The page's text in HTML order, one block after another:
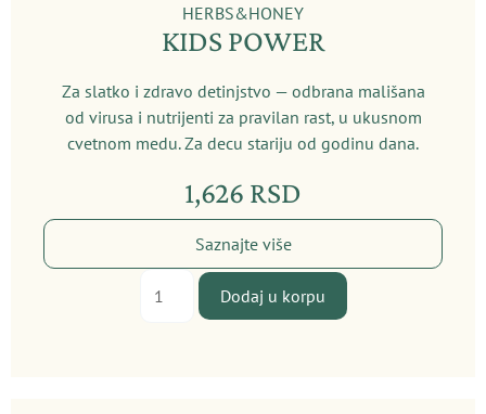
HERBS&HONEY
KIDS POWER
Za slatko i zdravo detinjstvo — odbrana mališana
od virusa i nutrijenti za pravilan rast, u ukusnom
cvetnom medu. Za decu stariju od godinu dana.
1,626 RSD
Saznajte više
Power
Dodaj u korpu